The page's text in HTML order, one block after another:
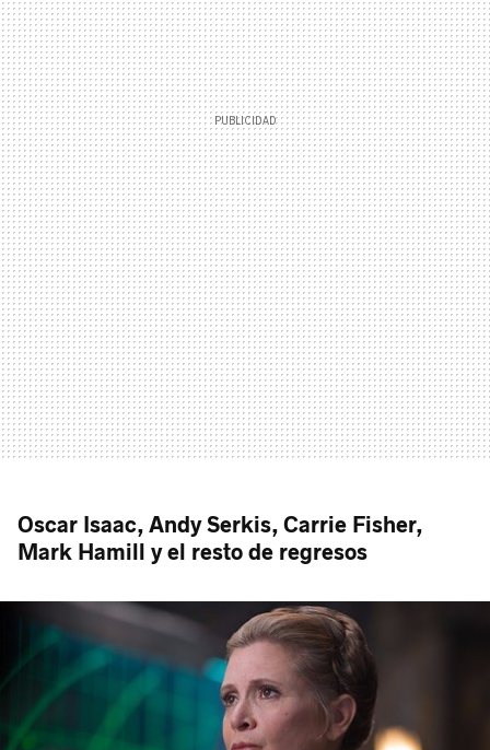
Oscar Isaac, Andy Serkis, Carrie Fisher,
Mark Hamill y el resto de regresos